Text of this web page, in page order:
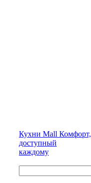
Кухни Mall Комфорт,
доступный
каждому